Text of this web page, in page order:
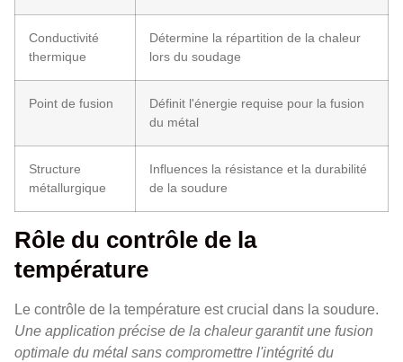
Conductivité
thermique
Détermine la répartition de la chaleur
lors du soudage
Point de fusion
Définit l'énergie requise pour la fusion
du métal
Structure
métallurgique
Influences la résistance et la durabilité
de la soudure
Rôle du contrôle de la
température
Le contrôle de la température est crucial dans la soudure.
Une application précise de la chaleur garantit une fusion
optimale du métal sans compromettre l'intégrité du